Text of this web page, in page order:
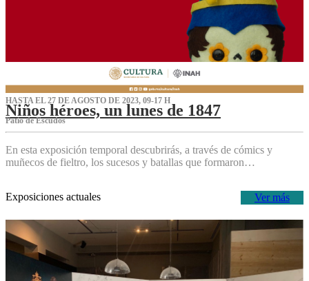
HASTA EL 27 DE AGOSTO DE 2023, 09-17 H
Niños héroes, un lunes de 1847
Patio de Escudos
En esta exposición temporal descubrirás, a través de cómics y
muñecos de fieltro, los sucesos y batallas que formaron…
Ver más
Exposiciones actuales